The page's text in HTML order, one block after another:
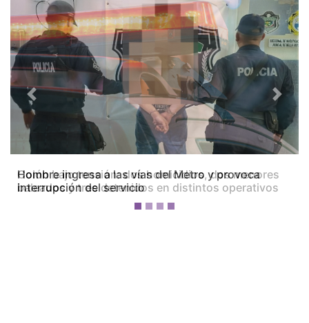
Colón bajo tensión: dos homicidios, dos menores
baleados y tres detenidos en distintos operativos
Previous Next